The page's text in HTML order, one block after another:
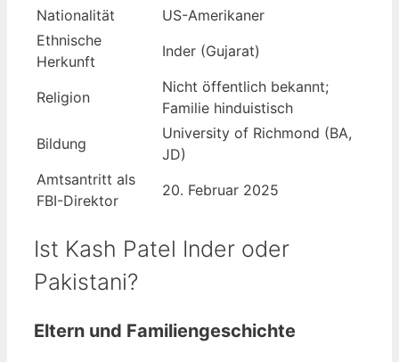
Nationalität
US-Amerikaner
Ethnische
Herkunft
Inder (Gujarat)
Religion
Nicht öffentlich bekannt;
Familie hinduistisch
Bildung
University of Richmond (BA,
JD)
Amtsantritt als
FBI-Direktor
20. Februar 2025
Ist Kash Patel Inder oder
Pakistani?
Eltern und Familiengeschichte